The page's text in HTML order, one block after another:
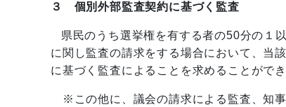
３ 個別外部監査契約に基づく監査
県民のうち選挙権を有する者の50分の１
に関し監査の請求をする場合において、当
に基づく監査によることを求めることができ
※この他に、議会の請求による監査、知